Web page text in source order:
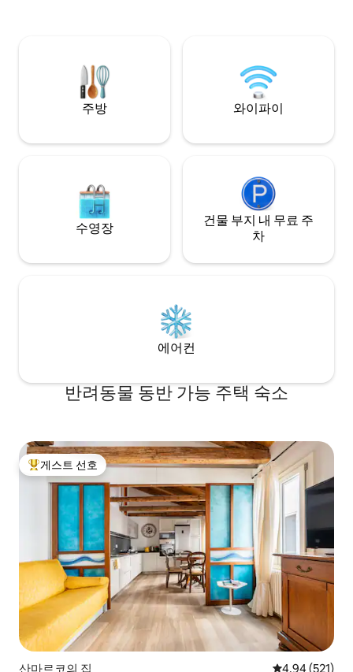
주방 와이파이
수영장
건물 부지 내 무료 주
차
에어컨
반려동물 동반 가능 주택 숙소
상위 게스트 선호
게스트 선호
산마르코의 집 평점 4.94점(5
4.94 (521)